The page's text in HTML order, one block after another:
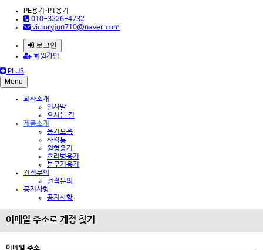
PE용기·PT용기
010-3226-4732
victoryjun710@naver.com
로그인
회원가입
PLUS
Menu
회사소개
인사말
오시는 길
제품소개
용기모음
사각통
원형용기
호리병용기
분무기용기
견적문의
견적문의
공지사항
공지사항
이메일 주소로 계정 찾기
이메일 주소